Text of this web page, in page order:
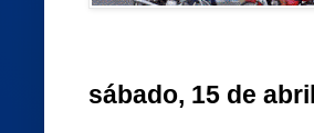
sábado, 15 de